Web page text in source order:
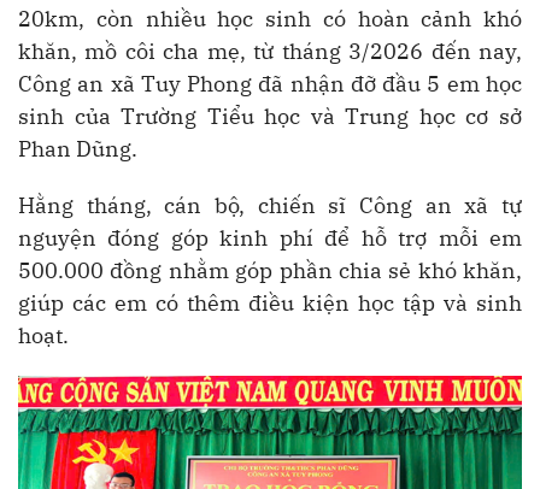
20km, còn nhiều học sinh có hoàn cảnh khó
khăn, mồ côi cha mẹ, từ tháng 3/2026 đến nay,
Công an xã Tuy Phong đã nhận đỡ đầu 5 em học
sinh của Trường Tiểu học và Trung học cơ sở
Phan Dũng.
Hằng tháng, cán bộ, chiến sĩ Công an xã tự
nguyện đóng góp kinh phí để hỗ trợ mỗi em
500.000 đồng nhằm góp phần chia sẻ khó khăn,
giúp các em có thêm điều kiện học tập và sinh
hoạt.